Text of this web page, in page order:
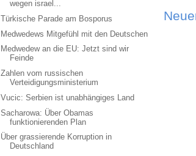
wegen israel...
Türkische Parade am Bosporus
Medwedews Mitgefühl mit den Deutschen
Medwedew an die EU: Jetzt sind wir
Feinde
Zahlen vom russischen
Verteidigungsministerium
Vucic: Serbien ist unabhängiges Land
Sacharowa: Über Obamas
funktionierenden Plan
Über grassierende Korruption in
Deutschland